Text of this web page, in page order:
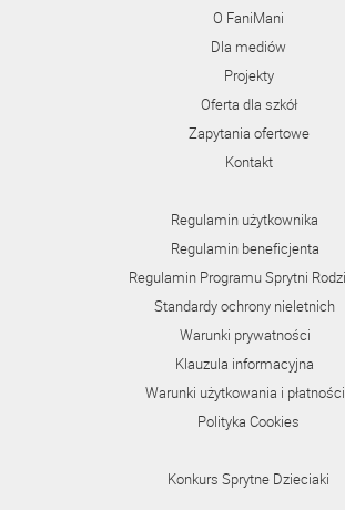
O FaniMani
Dla mediów
Projekty
Oferta dla szkół
Zapytania ofertowe
Kontakt
Regulamin użytkownika
Regulamin beneficjenta
Regulamin Programu Sprytni
Standardy ochrony nieletnich
Warunki prywatności
Klauzula informacyjna
Warunki użytkowania i płatności
Polityka Cookies
Konkurs Sprytne Dzieciaki